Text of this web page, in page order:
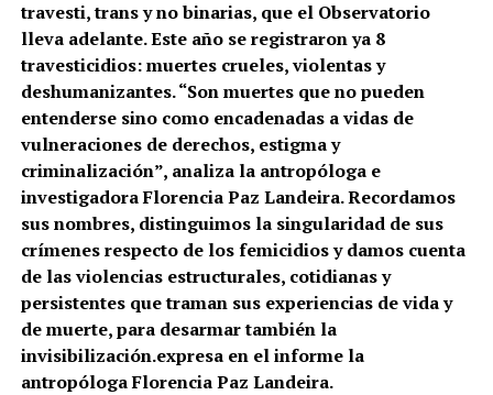
travesti, trans y no binarias, que el Observatorio
lleva adelante. Este año se registraron ya 8
travesticidios: muertes crueles, violentas y
deshumanizantes. “Son muertes que no pueden
entenderse sino como encadenadas a vidas de
vulneraciones de derechos, estigma y
criminalización”, analiza la antropóloga e
investigadora Florencia Paz Landeira. Recordamos
sus nombres, distinguimos la singularidad de sus
crímenes respecto de los femicidios y damos cuenta
de las violencias estructurales, cotidianas y
persistentes que traman sus experiencias de vida y
de muerte, para desarmar también la
invisibilización.expresa en el informe la
antropóloga Florencia Paz Landeira.